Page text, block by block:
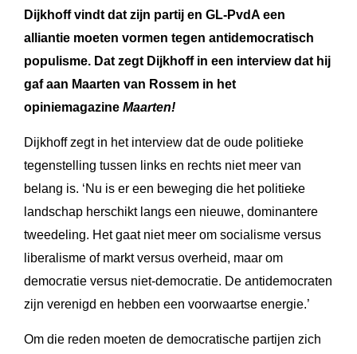
Dijkhoff vindt dat zijn partij en GL-PvdA een
alliantie moeten vormen tegen antidemocratisch
populisme. Dat zegt Dijkhoff in een interview dat hij
gaf aan Maarten van Rossem in het
opiniemagazine Maarten!
Dijkhoff zegt in het interview dat de oude politieke
tegenstelling tussen links en rechts niet meer van
belang is. ‘Nu is er een beweging die het politieke
landschap herschikt langs een nieuwe, dominantere
tweedeling. Het gaat niet meer om socialisme versus
liberalisme of markt versus overheid, maar om
democratie versus niet-democratie. De antidemocraten
zijn verenigd en hebben een voorwaartse energie.’
Om die reden moeten de democratische partijen zich